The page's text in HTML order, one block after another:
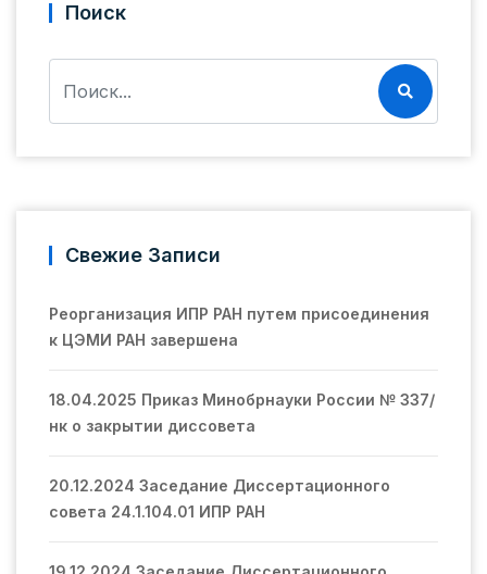
Поиск
Свежие Записи
Реорганизация ИПР РАН путем присоединения
к ЦЭМИ РАН завершена
18.04.2025 Приказ Минобрнауки России № 337/
нк о закрытии диссовета
20.12.2024 Заседание Диссертационного
совета 24.1.104.01 ИПР РАН